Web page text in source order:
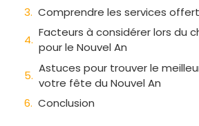
Comprendre les services
Facteurs à considérer lors du
pour le Nouvel An
Astuces pour trouver le
votre fête du Nouvel An
Conclusion